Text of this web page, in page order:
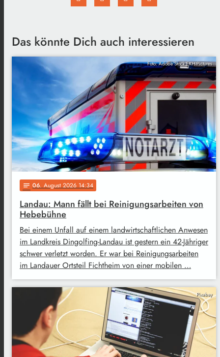
Das könnte Dich auch interessieren
Foto: Adobe Stock EKH-Pictures
notes 06. August 2026 14:34
Landau: Mann fällt bei Reinigungsarbeiten von
Hebebühne
Bei einem Unfall auf einem landwirtschaftlichen Anwesen
im Landkreis Dingolfing-Landau ist gestern ein 42-Jähriger
schwer verletzt worden. Er war bei Reinigungsarbeiten
im Landauer Ortsteil Fichtheim von einer mobilen …
Pixabay